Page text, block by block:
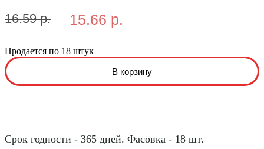
16.59 р. 15.66 р.
Продается по 18 штук
Срок годности - 365 дней. Фасовка - 18 шт.